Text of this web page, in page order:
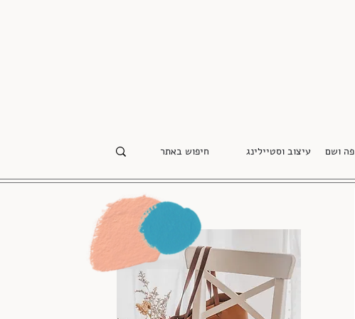
פה ושם עיצוב וסטיילינג